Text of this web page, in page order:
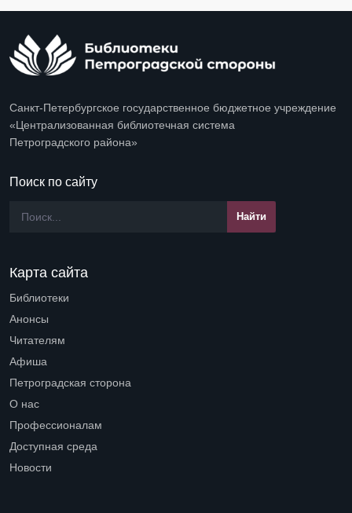
Санкт-Петербургское государственное бюджетное учреждение
«Централизованная библиотечная система
Петроградского района»
Поиск по сайту
Карта сайта
Библиотеки
Анонсы
Читателям
Афиша
Петроградская сторона
О нас
Профессионалам
Доступная среда
Новости